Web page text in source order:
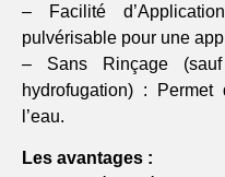
– Facilité
pulvérisable pour une
– Sans Rinçage
hydrofugation) :
l’eau.
Les avantages :